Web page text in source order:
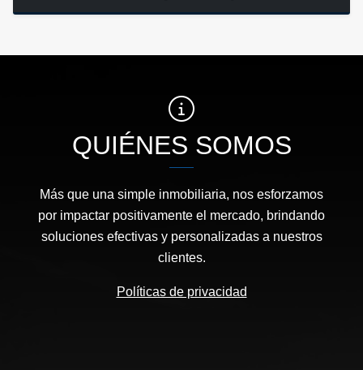
QUIÉNES SOMOS
Más que una simple inmobiliaria, nos esforzamos
por impactar positivamente el mercado, brindando
soluciones efectivas y personalizadas a nuestros
clientes.
Políticas de privacidad